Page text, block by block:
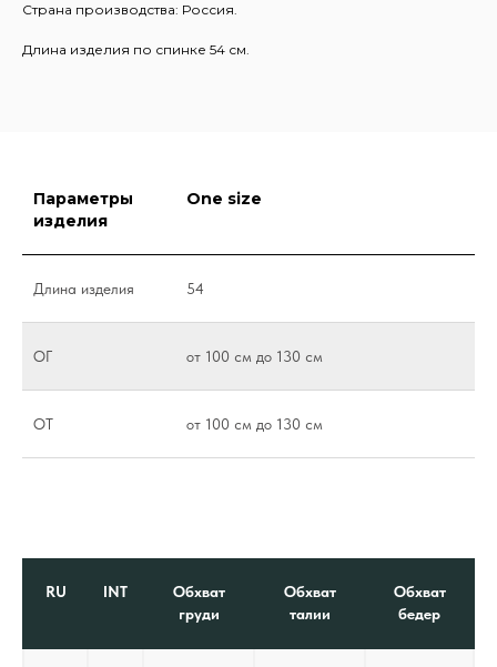
Страна производства: Россия.
Длина изделия по спинке 54 см.
Параметры
изделия
One size
Длина изделия 54
ОГ от 100 см до 130 см
ОТ от 100 см до 130 см
RU INT
Обхват
груди
Обхват
талии
Обхват
бедер